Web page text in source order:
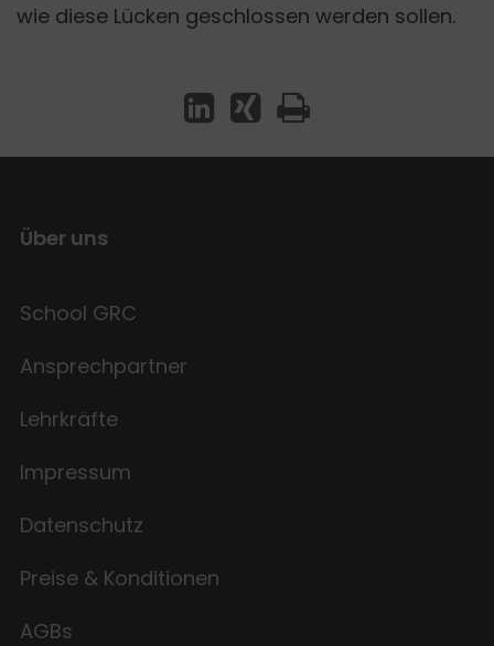
wie diese Lücken geschlossen werden sollen.
Über uns
School GRC
Ansprechpartner
Lehrkräfte
Impressum
Datenschutz
Preise & Konditionen
AGBs